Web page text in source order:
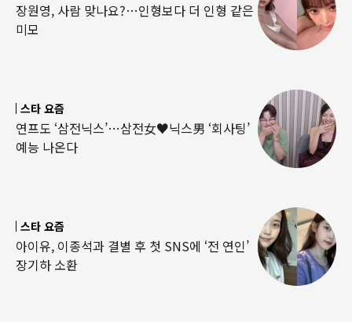
장원영, 사람 맞나요?…인형보다 더 인형 같은
미모
스타 요즘
연프도 ‘삼전닉스’…삼전女♥닉스男 ‘회사팅’
예능 나온다
스타 요즘
아이유, 이종석과 결별 후 첫 SNS에 ‘전 연인’
장기하 소환